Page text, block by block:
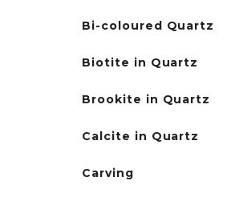
Bi-coloured Quartz
Biotite in Quartz
Brookite in Quartz
Calcite in Quartz
Carving